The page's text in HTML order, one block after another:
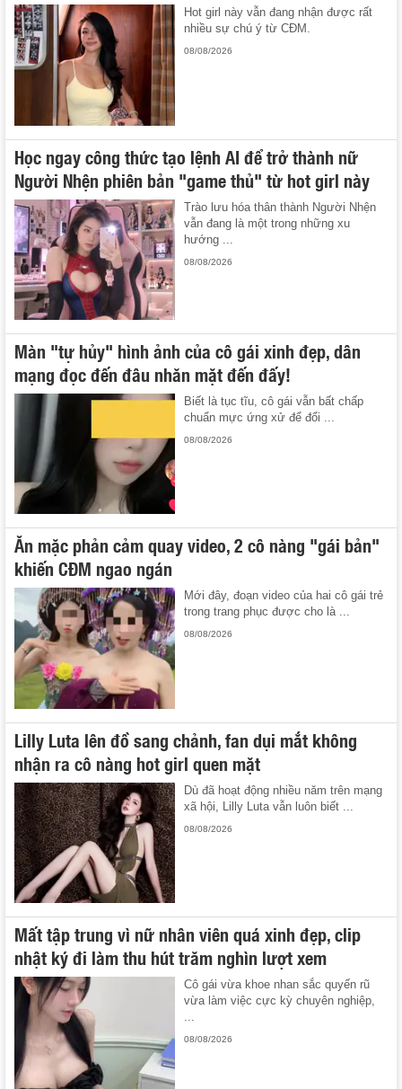
Hot girl này vẫn đang nhận được rất
nhiều sự chú ý từ CĐM.
08/08/2026
Học ngay công thức tạo lệnh AI để trở thành nữ
Người Nhện phiên bản "game thủ" từ hot girl này
Trào lưu hóa thân thành Người Nhện
vẫn đang là một trong những xu
hướng ...
08/08/2026
Màn "tự hủy" hình ảnh của cô gái xinh đẹp, dân
mạng đọc đến đâu nhăn mặt đến đấy!
Biết là tục tĩu, cô gái vẫn bất chấp
chuẩn mực ứng xử để đổi ...
08/08/2026
Ăn mặc phản cảm quay video, 2 cô nàng "gái bản"
khiến CĐM ngao ngán
Mới đây, đoạn video của hai cô gái trẻ
trong trang phục được cho là ...
08/08/2026
Lilly Luta lên đồ sang chảnh, fan dụi mắt không
nhận ra cô nàng hot girl quen mặt
Dù đã hoạt động nhiều năm trên mạng
xã hội, Lilly Luta vẫn luôn biết ...
08/08/2026
Mất tập trung vì nữ nhân viên quá xinh đẹp, clip
nhật ký đi làm thu hút trăm nghìn lượt xem
Cô gái vừa khoe nhan sắc quyến rũ
vừa làm việc cực kỳ chuyên nghiệp,
...
08/08/2026